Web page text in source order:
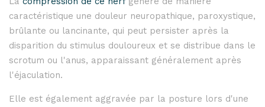
caractéristique une douleur neuropathique, paroxystique,
brûlante ou lancinante, qui peut persister après la
disparition du stimulus douloureux et se distribue dans le
scrotum ou l'anus, apparaissant généralement après
l'éjaculation.
Elle est également aggravée par la posture lors d'une